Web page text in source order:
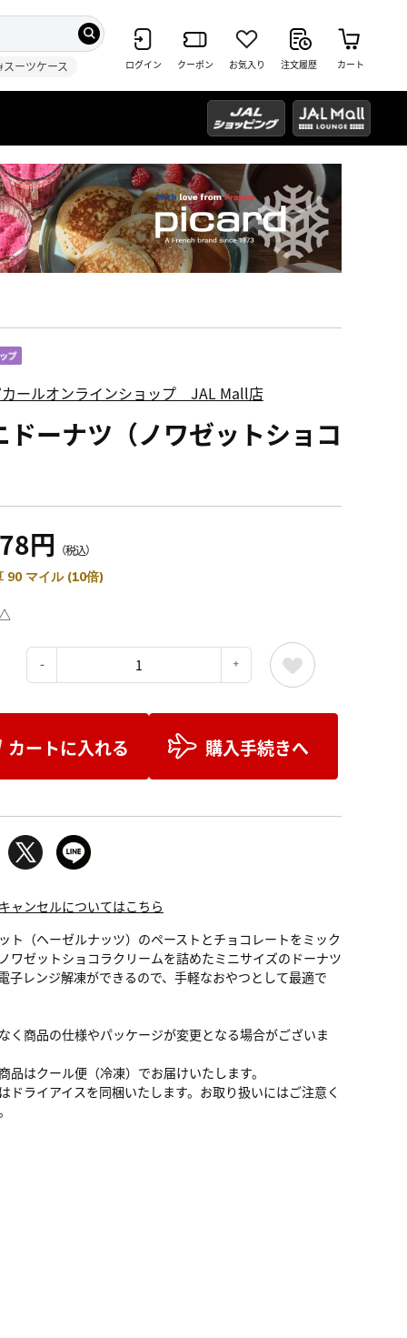
スーツケース ログイン クーポン お気入り 注文履歴 カート
ールオンラインショップ JAL Mall店
ドーナツ（ノワゼットショコ
円 （税込）
90 マイル (10倍)
カートに入れる 購入手続きへ
ャンセルについてはこちら
ト（ヘーゼルナッツ）のペーストとチョコレートをミック
ワゼットショコラクリームを詰めたミニサイズのドーナツ
子レンジ解凍ができるので、手軽なおやつとして最適で
く商品の仕様やパッケージが変更となる場合がございま
品はクール便（冷凍）でお届けいたします。
ドライアイスを同梱いたします。お取り扱いにはご注意く